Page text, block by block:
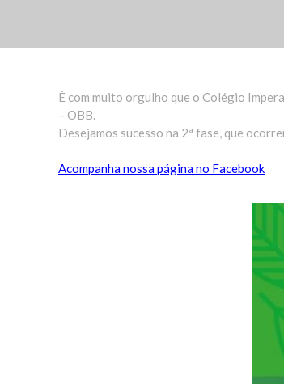
É com muito orgulho que o Colégio
– OBB.
Desejamos sucesso na 2ª fase, que
Acompanha nossa página no Facebook